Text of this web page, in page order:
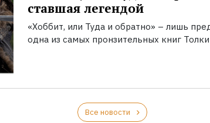
ставшая легендой
«Хоббит, или Туда и обратно» – лишь
одна из самых пронзительных книг
Все новости